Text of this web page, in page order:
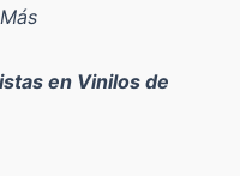
en Vinilos de